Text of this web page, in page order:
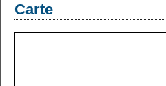
Carte